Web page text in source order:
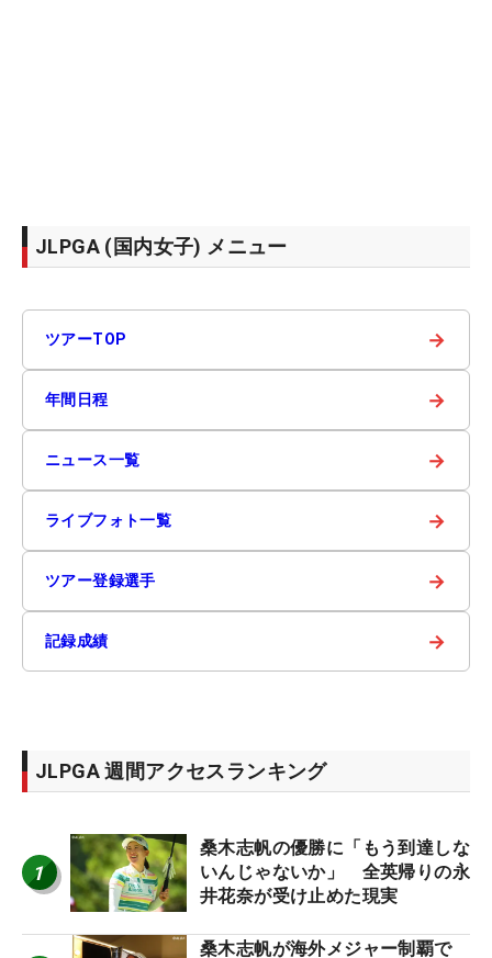
JLPGA (国内女子) メニュー
ツアーTOP →
年間日程 →
ニュース一覧 →
ライブフォト一覧 →
ツアー登録選手 →
記録成績 →
JLPGA 週間アクセスランキング
1
桑木志帆の優勝に「もう到達しな
いんじゃないか」 全英帰りの永
井花奈が受け止めた現実
桑木志帆が海外メジャー制覇で